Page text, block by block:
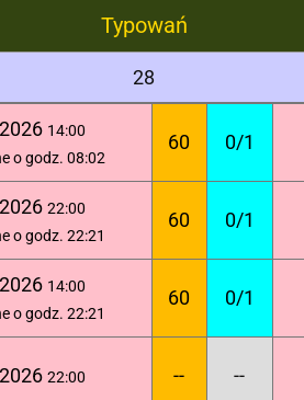
Typowań
28
14:00
o godz. 08:02
60 0/1
22:00
o godz. 22:21
60 0/1
14:00
o godz. 22:21
60 0/1
22:00 -- --